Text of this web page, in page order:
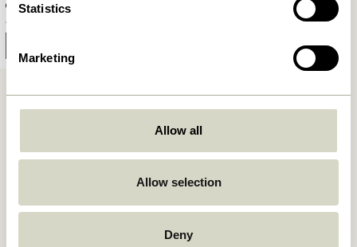
Statistics
Marketing
Allow all
Allow selection
Deny
4.849,00